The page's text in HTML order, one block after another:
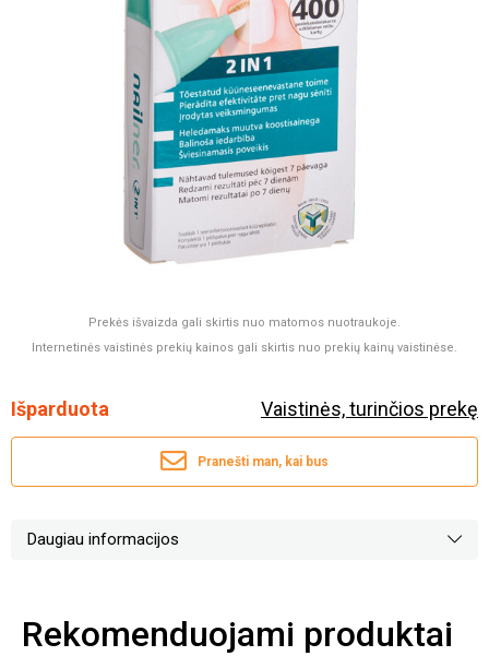
Prekės išvaizda gali skirtis nuo matomos nuotraukoje.
Internetinės vaistinės prekių kainos gali skirtis nuo prekių kainų vaistinėse.
Išparduota Vaistinės, turinčios prekę
Pranešti man, kai bus
Daugiau informacijos
Rekomenduojami produktai